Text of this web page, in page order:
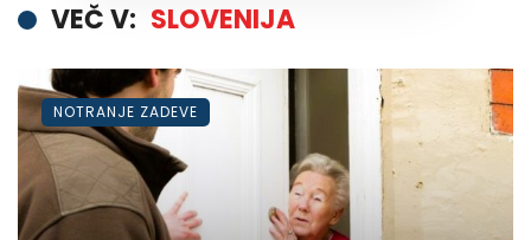
VEČ V: SLOVENIJA
NOTRANJE ZADEVE